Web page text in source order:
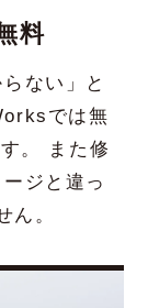
料
ない」と
では無
。 また修
ジと違っ
ん。